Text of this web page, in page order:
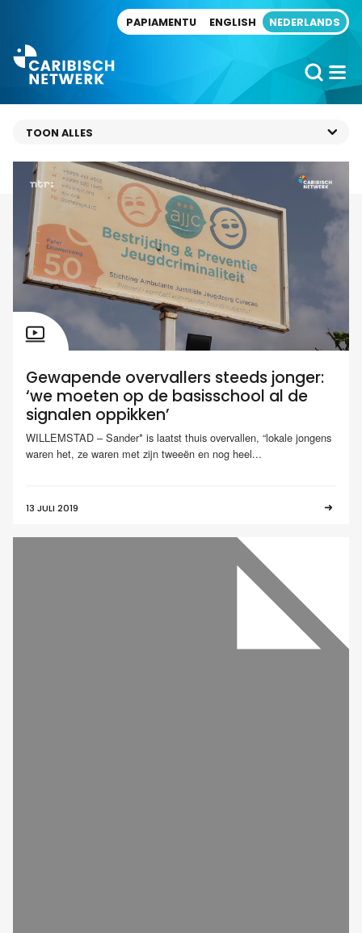
PAPIAMENTU ENGLISH NEDERLANDS
Gewapende overvallers steeds jonger:
‘we moeten op de basisschool al de
signalen oppikken’
WILLEMSTAD – Sander* is laatst thuis overvallen, “lokale jongens
waren het, ze waren met zijn tweeën en nog heel...
13 JULI 2019